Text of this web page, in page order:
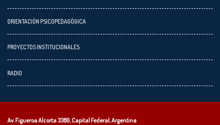
ORIENTACIÓN PSICOPEDAGÓGICA
PROYECTOS INSTITUCIONALES
RADIO
Av. Figueroa Alcorta 3380, Capital Federal, Argentina